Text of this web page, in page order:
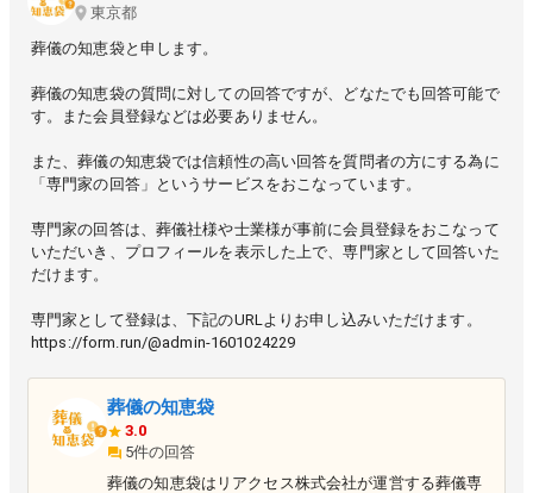
東京都
葬儀の知恵袋と申します。
葬儀の知恵袋の質問に対しての回答ですが、どなたでも回答可能で
す。また会員登録などは必要ありません。
また、葬儀の知恵袋では信頼性の高い回答を質問者の方にする為に
「専門家の回答」というサービスをおこなっています。
専門家の回答は、葬儀社様や士業様が事前に会員登録をおこなって
いただいき、プロフィールを表示した上で、専門家として回答いた
だけます。
専門家として登録は、下記のURLよりお申し込みいただけます。
https://form.run/@admin-1601024229
葬儀の知恵袋
3.0
5件の回答
葬儀の知恵袋はリアクセス株式会社が運営する葬儀専